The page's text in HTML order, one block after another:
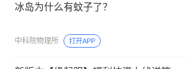
冰岛为什么有蚊子了？
中科院物理所 打开APP